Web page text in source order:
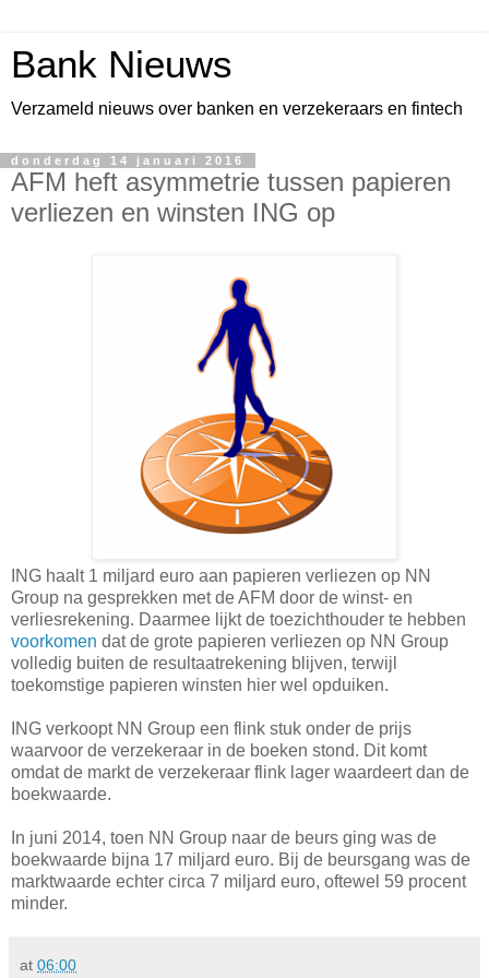
Bank Nieuws
Verzameld nieuws over banken en verzekeraars en fintech
donderdag 14 januari 2016
AFM heft asymmetrie tussen papieren
verliezen en winsten ING op
ING haalt 1 miljard euro aan papieren verliezen op NN
Group na gesprekken met de AFM door de winst- en
verliesrekening. Daarmee lijkt de toezichthouder te hebben
voorkomen dat de grote papieren verliezen op NN Group
volledig buiten de resultaatrekening blijven, terwijl
toekomstige papieren winsten hier wel opduiken.
ING verkoopt NN Group een flink stuk onder de prijs
waarvoor de verzekeraar in de boeken stond. Dit komt
omdat de markt de verzekeraar flink lager waardeert dan de
boekwaarde.
In juni 2014, toen NN Group naar de beurs ging was de
boekwaarde bijna 17 miljard euro. Bij de beursgang was de
marktwaarde echter circa 7 miljard euro, oftewel 59 procent
minder.
at 06:00